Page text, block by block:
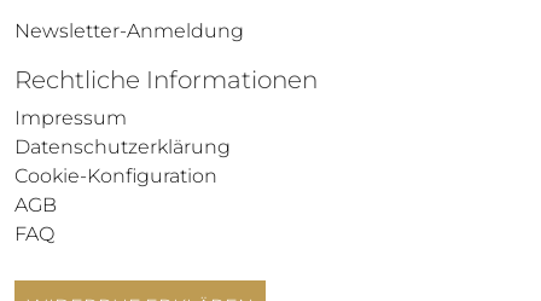
Newsletter-Anmeldung
Rechtliche Informationen
Impressum
Datenschutzerklärung
Cookie-Konfiguration
AGB
FAQ